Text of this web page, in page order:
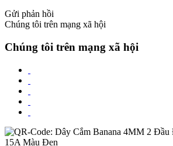
Gửi phản hồi
Chúng tôi trên mạng xã hội
Chúng tôi trên mạng xã hội